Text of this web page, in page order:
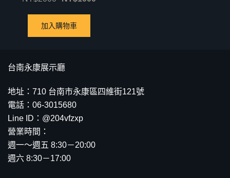
加入購物車
台南永康展示廳
地址：710 台南市永康區四維街121號
電話：06-3015680
Line ID：@204vfzxp
營業時間：
週一～週五 8:30－20:00
週六 8:30－17:00